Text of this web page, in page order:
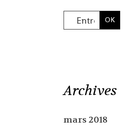
Archives
mars 2018